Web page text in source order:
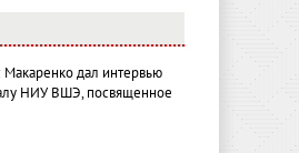
Макаренко дал интервью
НИУ ВШЭ, посвященное